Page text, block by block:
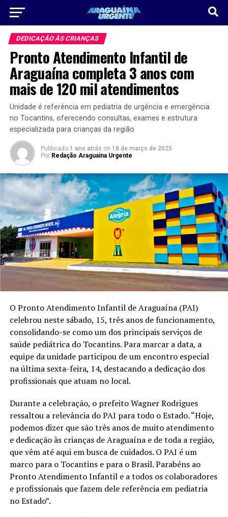
DEDICAÇÃO ÀS CRIANÇAS
Pronto Atendimento Infantil de
Araguaína completa 3 anos com
mais de 120 mil atendimentos
Unidade é referência em pediatria de urgência e emergência
no Tocantins, oferecendo consultas, exames e estrutura
especializada para crianças da região
Publicado 1 ano atrás on 18 de março de 2025
Por Redação Araguaina Urgente
O Pronto Atendimento Infantil de Araguaína (PAI)
celebrou neste sábado, 15, três anos de funcionamento,
consolidando-se como um dos principais serviços de
saúde pediátrica do Tocantins. Para marcar a data, a
equipe da unidade participou de um encontro especial
na última sexta-feira, 14, destacando a dedicação dos
profissionais que atuam no local.
Durante a celebração, o prefeito Wagner Rodrigues
ressaltou a relevância do PAI para todo o Estado. “Hoje,
podemos dizer que são três anos de muito atendimento
e dedicação às crianças de Araguaína e de toda a região,
que vêm até aqui em busca de cuidados. O PAI é um
marco para o Tocantins e para o Brasil. Parabéns ao
Pronto Atendimento Infantil e a todos os colaboradores
e profissionais que fazem dele referência em pediatria
no Estado”.